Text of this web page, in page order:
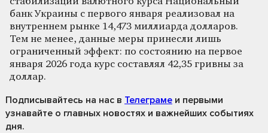
банк Украины с первого января реализовал на
внутреннем рынке 14,473 миллиарда долларов.
Тем не менее, данные меры принесли лишь
ограниченный эффект: по состоянию на первое
января 2026 года курс составлял 42,35 гривны за
доллар.
Подписывайтесь на нас в Телеграме и первыми
узнавайте о главных новостях и важнейших событиях
дня.